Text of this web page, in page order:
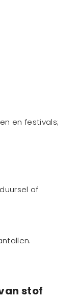
en festivals;
of
stof